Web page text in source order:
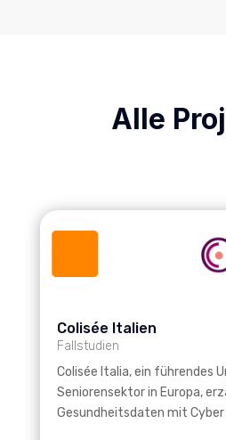
Alle
Colisée Italien
Fallstudien
Colisée Italia, ein führendes
Seniorensektor in Europa,
Gesundheitsdaten mit